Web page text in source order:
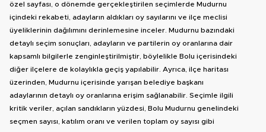
özel sayfası, o dönemde gerçekleştirilen seçimlerde Mudurnu
içindeki rekabeti, adayların aldıkları oy sayılarını ve ilçe meclisi
üyeliklerinin dağılımını derinlemesine inceler. Mudurnu bazındaki
detaylı seçim sonuçları, adayların ve partilerin oy oranlarına dair
kapsamlı bilgilerle zenginleştirilmiştir, böylelikle Bolu içerisindeki
diğer ilçelere de kolaylıkla geçiş yapılabilir. Ayrıca, ilçe haritası
üzerinden, Mudurnu içerisinde yarışan belediye başkanı
adaylarının detaylı oy oranlarına erişim sağlanabilir. Seçimle ilgili
kritik veriler, açılan sandıkların yüzdesi, Bolu Mudurnu genelindeki
seçmen sayısı, katılım oranı ve verilen toplam oy sayısı gibi